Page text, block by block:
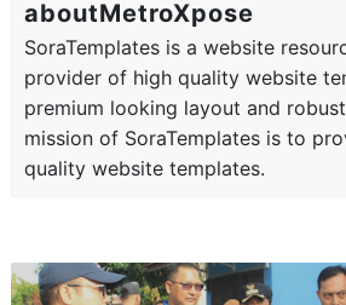
aboutMetroXpose
SoraTemplates is a website
provider of high quality website
premium looking layout and
mission of SoraTemplates is to
quality website templates.